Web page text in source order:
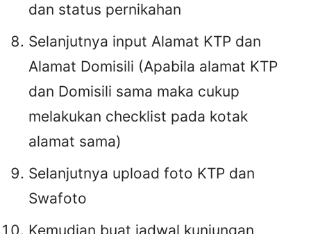
dan status pernikahan
Selanjutnya input Alamat KTP dan
Alamat Domisili (Apabila alamat KTP
dan Domisili sama maka cukup
melakukan checklist pada kotak
alamat sama)
Selanjutnya upload foto KTP dan
Swafoto
Kemudian buat jadwal kunjungan